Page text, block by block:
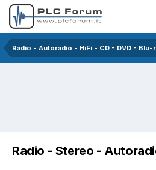
Radio - Autoradio - HiFi - CD - DVD - Blu-
Radio - Stereo -